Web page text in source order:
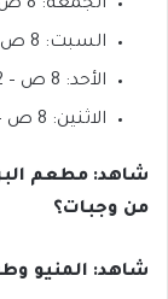
الجمعة: 8 ص – 12 صباحا.
السبت: 8 ص – 12 صباحا.
الأحد: 8 ص – 12 صباحا.
الاثنين: 8 ص – 12 صباحا.
شاهد: مطعم
من وجبات؟
شاهد: المنيو